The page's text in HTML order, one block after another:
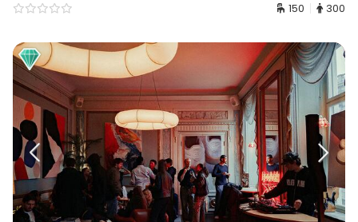
150 300